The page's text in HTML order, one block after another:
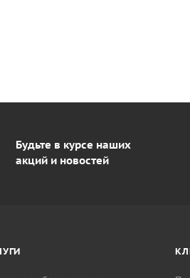
Будьте в курсе наших
акций и новостей